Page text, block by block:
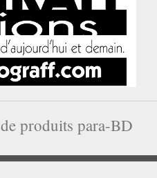
produits para-BD